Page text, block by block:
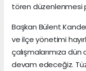
tören düzenlenmesi
Başkan Bülent
ve ilçe yönetimi
çalışmalarımıza dün
devam edeceğiz.